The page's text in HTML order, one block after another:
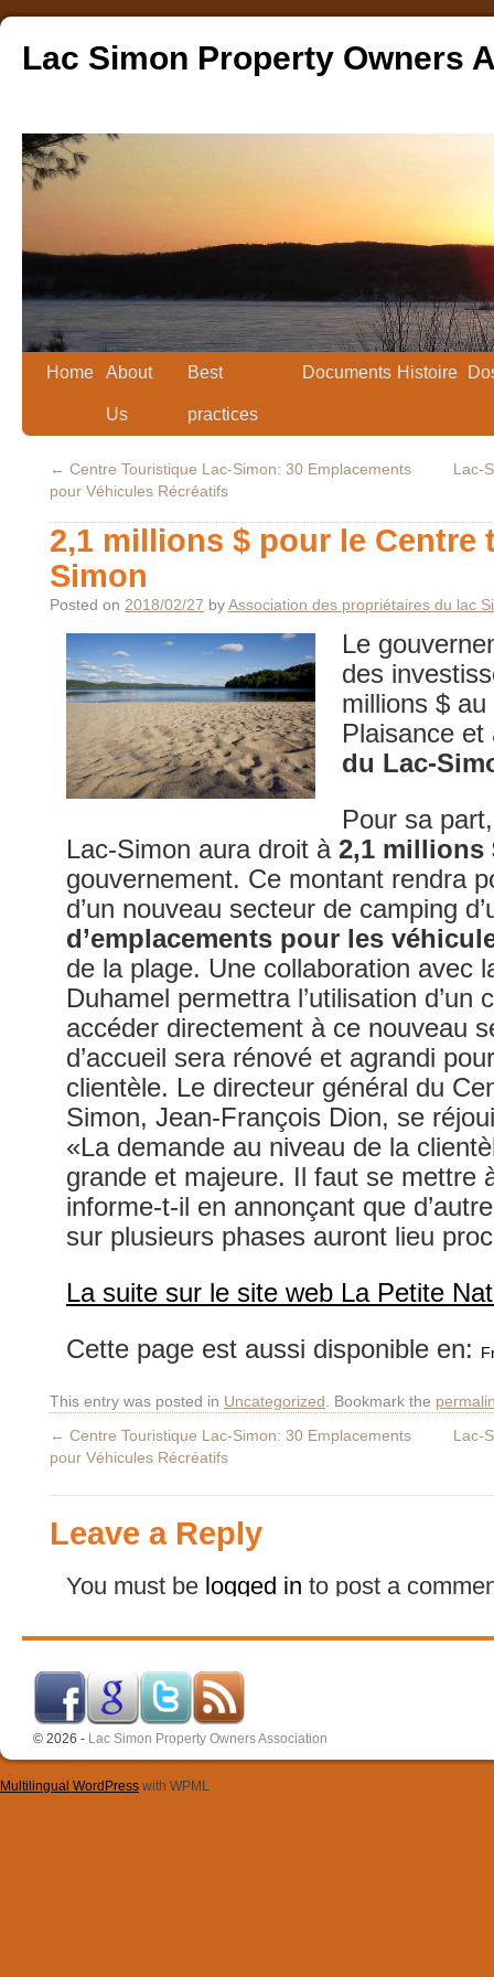
Lac Simon Property Owners
Home About
Us
Best
practices
Documents Histoire
← Centre Touristique Lac-Simon: 30 Emplacements
pour Véhicules Récréatifs
Lac-
2,1 millions $ pour le
Simon
Posted on 2018/02/27 byAssociation des propriétaires du lac
Le
des
millions $
Plaisance
du Lac-
Pour sa
Lac-Simon aura droit à2,1 millions
gouvernement. Ce montant rendra
d’un nouveau secteur de camping
d’emplacements pour les
de la plage. Une collaboration avec
Duhamel permettra l’utilisation d’un
accéder directement à ce nouveau
d’accueil sera rénové et agrandi
clientèle. Le directeur général du
Simon, Jean-François Dion, se
«La demande au niveau de la
grande et majeure. Il faut se mettre
informe-t-il en annonçant que
sur plusieurs phases auront lieu
La suite sur le site web La Petite
Cette page est aussi disponible en:
This entry was posted in Uncategorized . Bookmark the
← Centre Touristique Lac-Simon: 30 Emplacements
pour Véhicules Récréatifs
Lac-
Leave a Reply
You must be logged in to post a
© 2026 - Lac Simon Property Owners Association
Multilingual WordPress with WPML